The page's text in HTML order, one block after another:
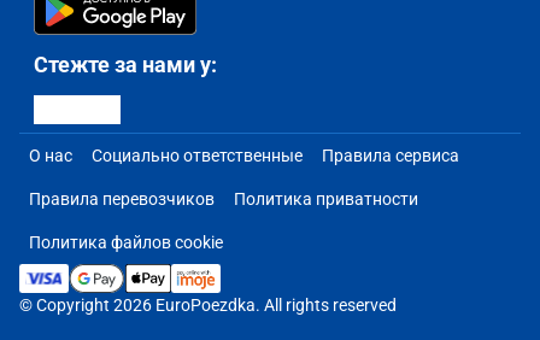
Стежте за нами у:
О нас Социально ответственные Правила сервиса
Правила перевозчиков Политика приватности
Политика файлов cookie
© Copyright 2026 EuroPoezdka. All rights reserved